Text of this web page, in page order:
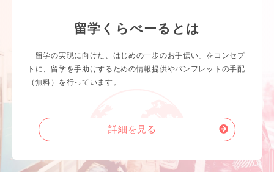
留学くらべーるとは
「留学の実現に向けた、はじめの一歩のお手伝い」をコンセプ
トに、留学を手助けするための情報提供やパンフレットの手配
（無料）を行っています。
詳細を見る